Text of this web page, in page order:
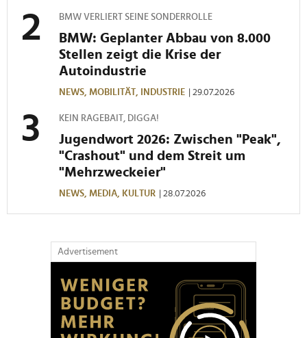
BMW VERLIERT SEINE SONDERROLLE
BMW: Geplanter Abbau von 8.000
Stellen zeigt die Krise der
Autoindustrie
NEWS, MOBILITÄT, INDUSTRIE | 29.07.2026
KEIN RAGEBAIT, DIGGA!
Jugendwort 2026: Zwischen "Peak",
"Crashout" und dem Streit um
"Mehrzweckeier"
NEWS, MEDIA, KULTUR | 28.07.2026
Advertisement